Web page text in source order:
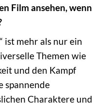
Film ansehen, wenn
ist mehr als nur ein
Themen wie
und den Kampf
spannende
Charaktere und